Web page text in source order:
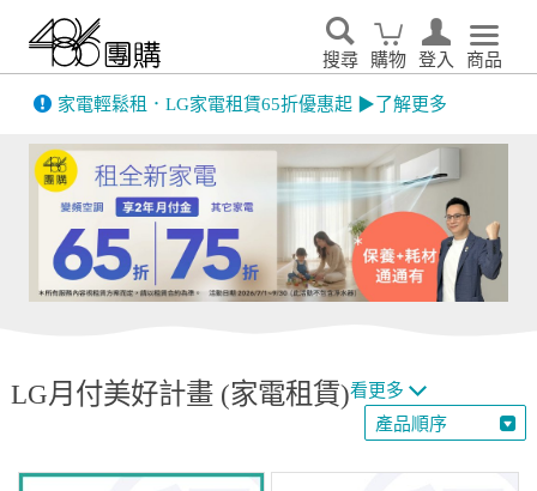
搜尋 購物 登入 商品
家電輕鬆租．LG家電租賃65折優惠起 ▶了解更多
LG月付美好計畫 (家電租賃)看更多
產品順序